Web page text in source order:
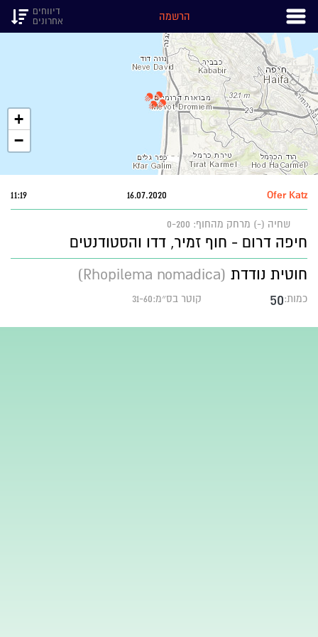
הרשמה
דיווחים
אחרונים
+
−
Ofer Katz
16.07.2020
11:19
שחיה (-) מרחק מהחוף: 0-200
חיפה דרום - חוף זמיר, דדו והסטודנטים
חוטית נודדת (Rhopilema nomadica)
כמות:50 קוטר בס״מ:31-60